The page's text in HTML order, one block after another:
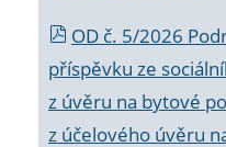
OD č. 5/2026
příspěvku ze
z úvěru na bytové
z účelového úvěru